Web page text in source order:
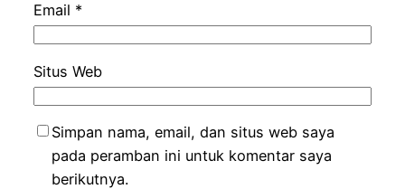
Email *
Situs Web
Simpan nama, email, dan situs web saya
pada peramban ini untuk komentar saya
berikutnya.